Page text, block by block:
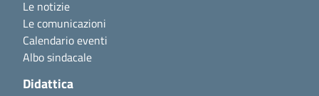
Le notizie
Le comunicazioni
Calendario eventi
Albo sindacale
Didattica